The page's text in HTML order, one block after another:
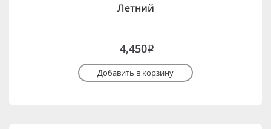
Летний
4,450i
Добавить в корзину